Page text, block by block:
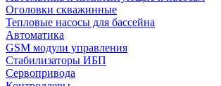
Оголовки скважинные
Тепловые насосы для бассейна
Автоматика
GSM модули управления
Стабилизаторы ИБП
Сервопривода